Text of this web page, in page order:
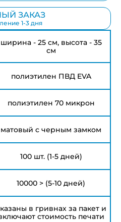
ЗАКАЗ
1-3 дня
ширина - 25 см, высота - 35
см
полиэтилен ПВД EVA
полиэтилен 70 микрон
матовый с черным замком
100 шт. (1-5 дней)
10000 > (5-10 дней)
в гривнах за пакет и
стоимость печати